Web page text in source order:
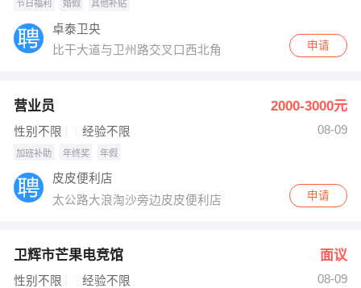
节日福利 婚假 其他补贴
卓泰卫央
比干大道与卫州路交叉口西北角
申请
营业员 2000-3000元
性别不限 经验不限 08-09
加班补助 年终奖 年假
皮皮便利店
太公路大浪淘沙旁边皮皮便利店
申请
卫辉市芒果电竞馆 面议
性别不限 经验不限 08-09